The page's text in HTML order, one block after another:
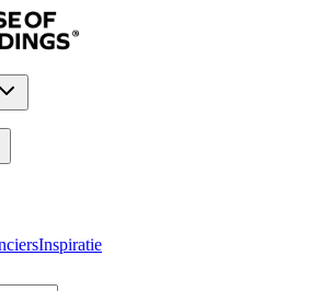
Inspiratie
Zoek leveranciers, inspiratie...